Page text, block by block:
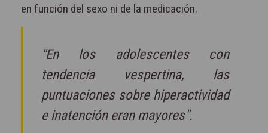
en función del sexo ni de la medicación.
"En los adolescentes con
tendencia vespertina, las
puntuaciones sobre hiperactividad
e inatención eran mayores".